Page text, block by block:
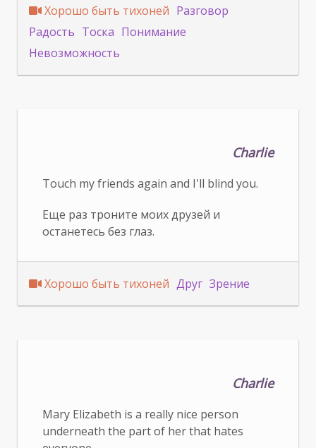
Хорошо быть тихоней Разговор
Радость Тоска Понимание
Невозможность
Charlie
Touch my friends again and I'll blind you.
Еще раз троните моих друзей и
останетесь без глаз.
Хорошо быть тихоней Друг Зрение
Charlie
Mary Elizabeth is a really nice person
underneath the part of her that hates